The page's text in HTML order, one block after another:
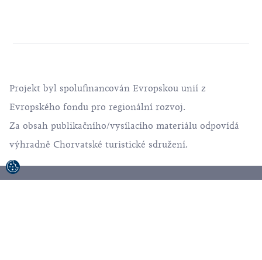
Projekt byl spolufinancován Evropskou unií z
Evropského fondu pro regionální rozvoj.
Za obsah publikačního/vysílacího materiálu odpovídá
výhradně Chorvatské turistické sdružení.